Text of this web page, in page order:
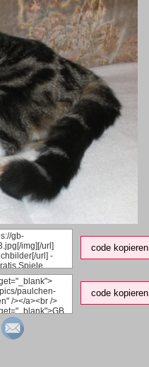
code kopieren
code kopieren